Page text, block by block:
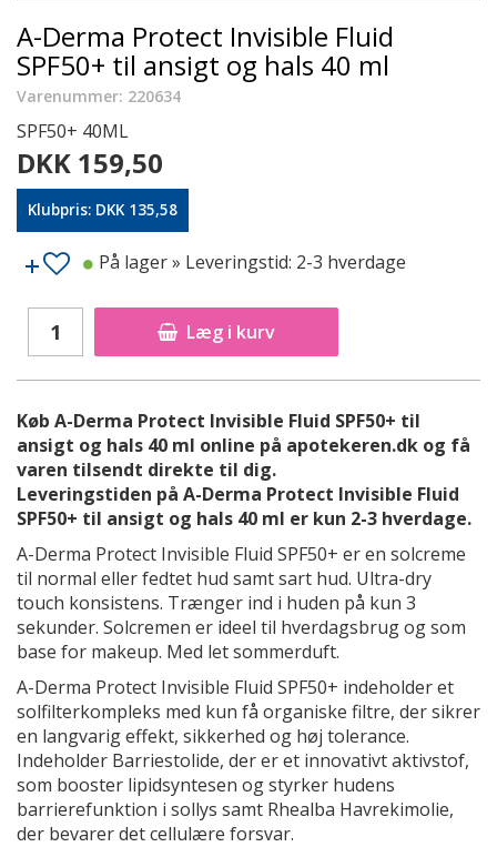
A-Derma Protect Invisible Fluid
SPF50+ til ansigt og hals 40 ml
Varenummer: 220634
SPF50+ 40ML
DKK 159,50
Klubpris: DKK 135,58
Læg i kurv
På lager» Leveringstid: 2-3 hverdage
Køb A-Derma Protect Invisible Fluid SPF50+ til
ansigt og hals 40 ml online på apotekeren.dk og få
varen tilsendt direkte til dig.
Leveringstiden på A-Derma Protect Invisible Fluid
SPF50+ til ansigt og hals 40 ml er kun 2-3 hverdage.
A-Derma Protect Invisible Fluid SPF50+ er en solcreme
til normal eller fedtet hud samt sart hud. Ultra-dry
touch konsistens. Trænger ind i huden på kun 3
sekunder. Solcremen er ideel til hverdagsbrug og som
base for makeup. Med let sommerduft.
A-Derma Protect Invisible Fluid SPF50+ indeholder et
solfilterkompleks med kun få organiske filtre, der sikrer
en langvarig effekt, sikkerhed og høj tolerance.
Indeholder Barriestolide, der er et innovativt aktivstof,
som booster lipidsyntesen og styrker hudens
barrierefunktion i sollys samt Rhealba Havrekimolie,
der bevarer det cellulære forsvar.